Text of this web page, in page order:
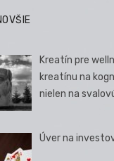
Kreatín pre
kreatínu na
nielen na
Úver na